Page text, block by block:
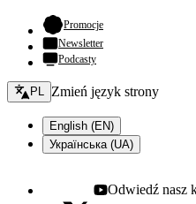
Promocje- otwiera się w nowej
Newsletter
Podcasty
Zmień język - bieżący:
PL Zmień język strony
English (EN)
Українська (UA)
Youtube - otwiera się w
Odwiedź nasz